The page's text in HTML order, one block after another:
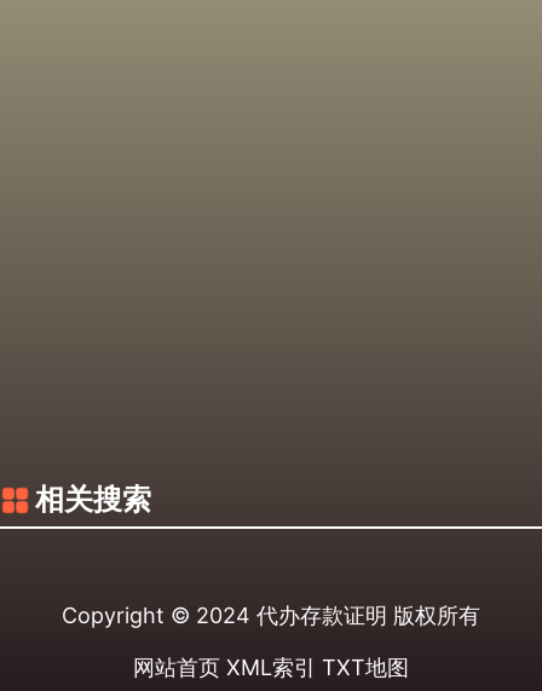
相关搜索
Copyright © 2024 代办存款证明 版权所有
网站首页 XML索引 TXT地图